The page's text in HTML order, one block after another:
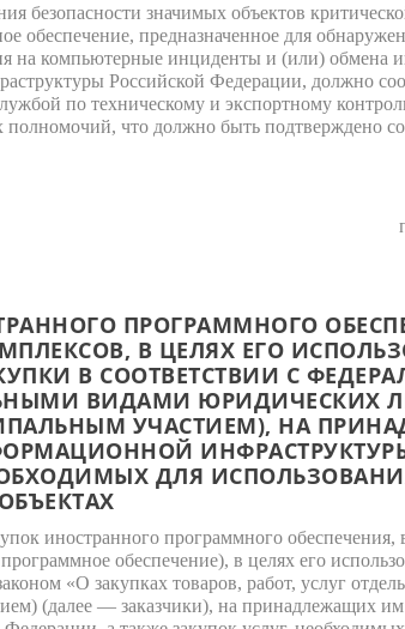
безопасности значимых объектов
обеспечение, предназначенное для
на компьютерные инциденты и (или) обмена
Российской Федерации, должно
по техническому и экспортному
полномочий, что должно быть подтверждено
ПРОГРАММНОГО
В ЦЕЛЯХ ЕГО
В СООТВЕТСТВИИ С
ВИДАМИ ЮРИДИЧЕСКИХ
УЧАСТИЕМ), НА
ДЛЯ
иностранного программного обеспечения,
обеспечение), в целях его
«О закупках товаров, работ, услуг
(далее — заказчики), на принадлежащих им